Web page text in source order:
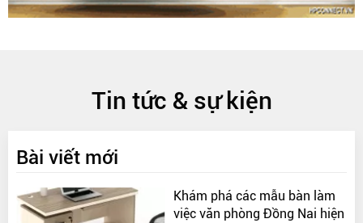
Tin tức & sự kiện
Bài viết mới
Khám phá các mẫu bàn làm
việc văn phòng Đồng Nai hiện